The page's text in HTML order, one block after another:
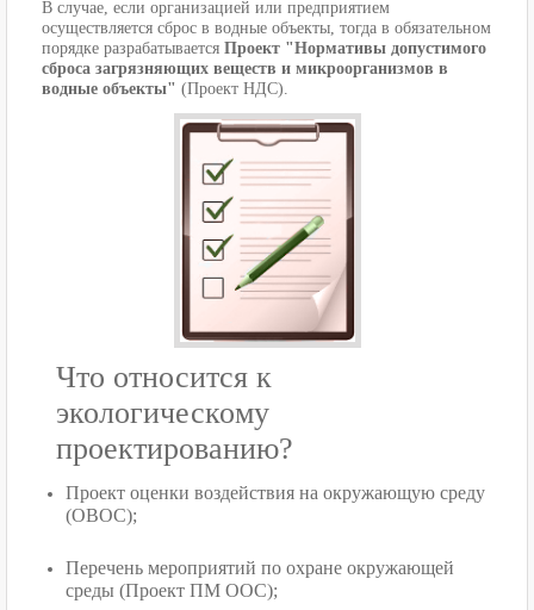
В случае, если организацией или предприятием
осуществляется сброс в водные объекты, тогда в обязательном
порядке разрабатывается Проект "Нормативы допустимого
сброса загрязняющих веществ и микроорганизмов в
водные объекты" (Проект НДС).
Что относится к
экологическому
проектированию?
Проект оценки воздействия на окружающую среду
(ОВОС);
Перечень мероприятий по охране окружающей
среды (Проект ПМ ООС);